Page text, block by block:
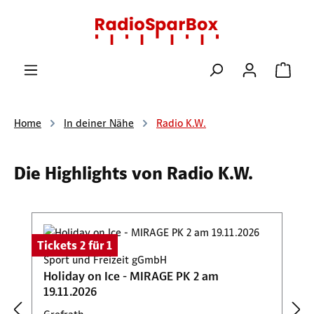
Zum Hauptinhalt springen
Home In deiner Nähe Radio K.W.
Die Highlights von Radio K.W.
Tickets 2 für 1
Sport und Freizeit gGmbH
Holiday on Ice - MIRAGE PK 2 am
19.11.2026